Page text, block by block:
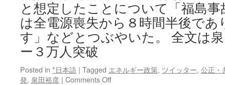
と想定したことについて「福島
は全電源喪失から８時間半後で
す」などとつぶやいた。 全文は
ー３万人突破
Posted in *日本語 | Tagged エネルギー政策, ツイッター, 公正・
発, 泉田裕彦 | Comments Offon